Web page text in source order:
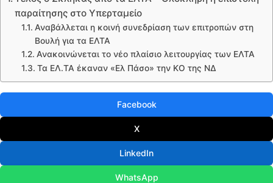
παραίτησης στο Υπερταμείο
Αναβάλλεται η κοινή συνεδρίαση των επιτροπών στη
Βουλή για τα ΕΛΤΑ
Ανακοινώνεται το νέο πλαίσιο λειτουργίας των ΕΛΤΑ
Τα ΕΛ.ΤΑ έκαναν «Ελ Πάσο» την ΚΟ της ΝΔ
Facebook
X
LinkedIn
WhatsApp